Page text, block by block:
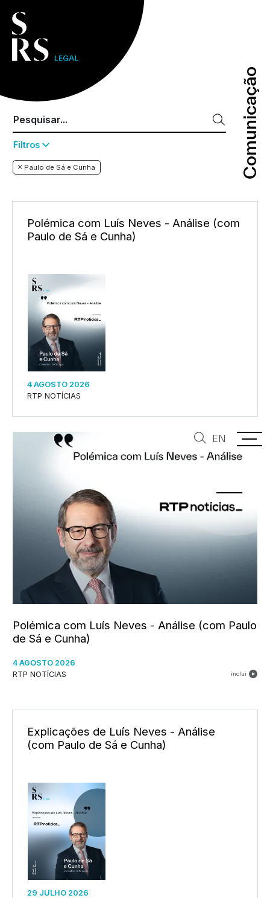
Comunicação
Comunicação
EN
Filtros
Paulo de Sá e Cunha
Polémica com Luís Neves - Análise (com
Paulo de Sá e Cunha)
4 AGOSTO 2026
RTP NOTÍCIAS
Polémica com Luís Neves - Análise (com Paulo
de Sá e Cunha)
4 AGOSTO 2026
RTP NOTÍCIAS
inclui
Explicações de Luís Neves - Análise
(com Paulo de Sá e Cunha)
29 JULHO 2026